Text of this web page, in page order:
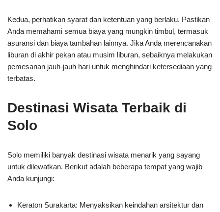
Kedua, perhatikan syarat dan ketentuan yang berlaku. Pastikan
Anda memahami semua biaya yang mungkin timbul, termasuk
asuransi dan biaya tambahan lainnya. Jika Anda merencanakan
liburan di akhir pekan atau musim liburan, sebaiknya melakukan
pemesanan jauh-jauh hari untuk menghindari ketersediaan yang
terbatas.
Destinasi Wisata Terbaik di
Solo
Solo memiliki banyak destinasi wisata menarik yang sayang
untuk dilewatkan. Berikut adalah beberapa tempat yang wajib
Anda kunjungi:
Keraton Surakarta: Menyaksikan keindahan arsitektur dan